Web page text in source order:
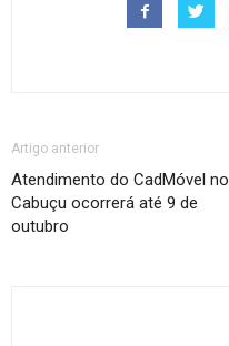
Artigo anterior
Atendimento do CadMóvel no
Cabuçu ocorrerá até 9 de
outubro